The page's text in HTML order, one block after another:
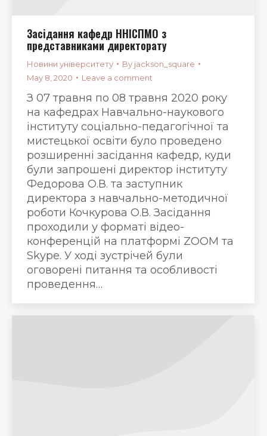
Засідання кафедр ННІСПМО з
представниками директорату
Новини університету By jackson_square
May 8, 2020
Leave a comment
З 07 травня по 08 травня 2020 року
на кафедрах Навчально-наукового
інституту соціально-педагогічної та
мистецької освіти було проведено
розширенні засідання кафедр, куди
були запрошені директор інституту
Федорова О.В. та заступник
директора з навчально-методичної
роботи Кочкурова О.В. Засідання
проходили у форматі відео-
конференцій на платформі ZOOM та
Skype. У ході зустрічей були
оговорені питання та особливості
проведення…